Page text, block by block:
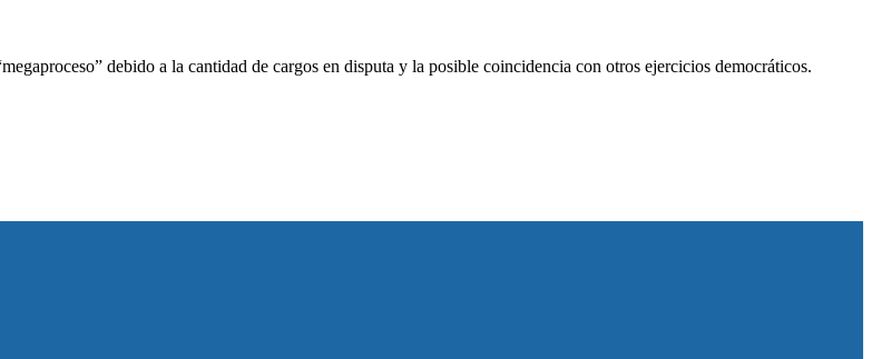
debido a la cantidad de cargos en disputa y la posible coincidencia con otros ejercicios democráticos.